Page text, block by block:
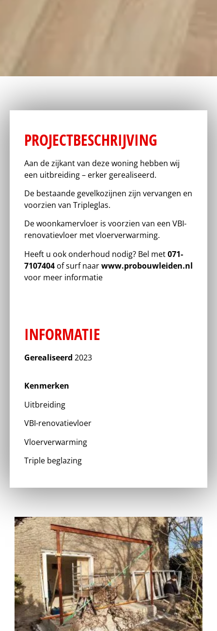
PROJECTBESCHRIJVING
Aan de zijkant van deze woning hebben wij
een uitbreiding – erker gerealiseerd.
De bestaande gevelkozijnen zijn vervangen en
voorzien van Tripleglas.
De woonkamervloer is voorzien van een VBI-
renovatievloer met vloerverwarming.
Heeft u ook onderhoud nodig? Bel met071-
7107404 of surf naarwww.probouwleiden.nl
voor meer informatie
INFORMATIE
Gerealiseerd 2023
Kenmerken
Uitbreiding
VBI-renovatievloer
Vloerverwarming
Triple beglazing